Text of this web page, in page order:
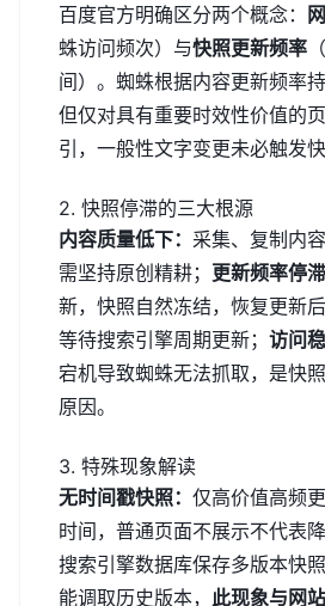
百度官方明确区分两个概念：
蛛访问频次）与快照更新频率
间）。蜘蛛根据内容更新频率
但仅对具有重要时效性价值的
引，一般性文字变更未必触发快
2. 快照停滞的三大根源
内容质量低下： 采集、复制内
需坚持原创精耕； 更新频率停滞
新，快照自然冻结，恢复更新
等待搜索引擎周期更新； 访问
宕机导致蜘蛛无法抓取，是快
原因。
3. 特殊现象解读
无时间戳快照： 仅高价值高频
时间，普通页面不展示不代表降
搜索引擎数据库保存多版本快
能调取历史版本， 此现象与网